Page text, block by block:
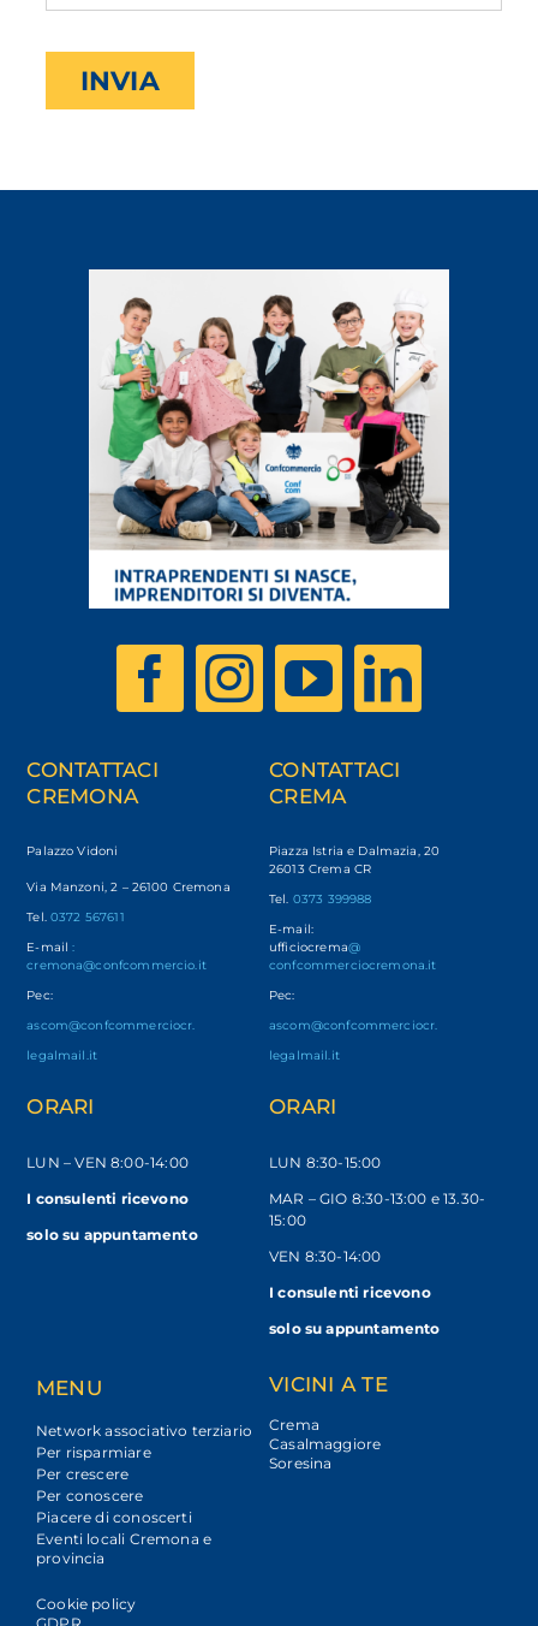
CONTATTACI
CREMONA
Palazzo Vidoni
Via Manzoni, 2 – 26100 Cremona
Tel. 0372 567611
E-mail:
cremona@confcommercio.it
Pec:
ascom@confcommerciocr.
legalmail.it
ORARI
LUN – VEN8:00-14:00
I consulenti ricevono
solosu appuntamento
CONTATTACI
CREMA
Piazza Istria e Dalmazia, 20
26013 Crema CR
Tel. 0373 399988
E-mail:
ufficiocrema@
confcommerciocremona.it
Pec:
ascom@confcommerciocr.
legalmail.it
ORARI
LUN 8:30-15:00
MAR – GIO 8:30-13:00 e 13.30-
15:00
VEN 8:30-14:00
I consulenti ricevono
solo su appuntamento
MENU
Network associativo terziario
Per risparmiare
Per crescere
Per conoscere
Piacere di conoscerti
Eventi locali Cremona e
provincia
Cookie policy
VICINI A TE
Crema
Casalmaggiore
Soresina